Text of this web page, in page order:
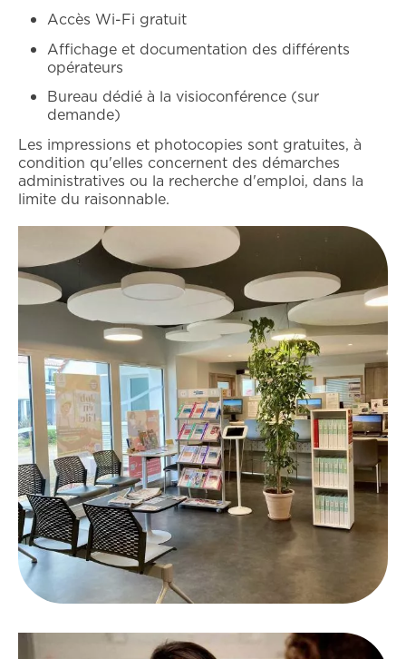
Accès Wi-Fi gratuit
Affichage et documentation des différents
opérateurs
Bureau dédié à la visioconférence (sur
demande)
Les impressions et photocopies sont gratuites, à
condition qu'elles concernent des démarches
administratives ou la recherche d'emploi, dans la
limite du raisonnable.